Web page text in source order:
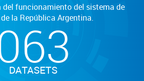
del funcionamiento del sistema de
la República Argentina.
DATASETS